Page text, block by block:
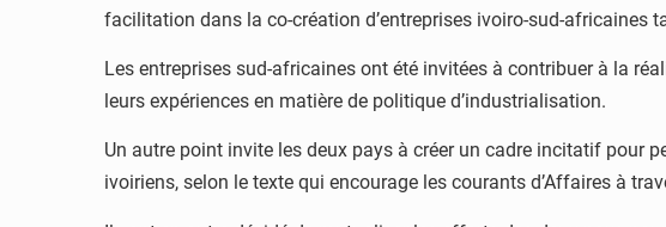
facilitation dans la co-création d’entreprises ivoiro-sud-africaines
Les entreprises sud-africaines ont été invitées à contribuer à la
leurs expériences en matière de politique d’industrialisation.
Un autre point invite les deux pays à créer un cadre incitatif pour
ivoiriens, selon le texte qui encourage les courants d’Affaires à